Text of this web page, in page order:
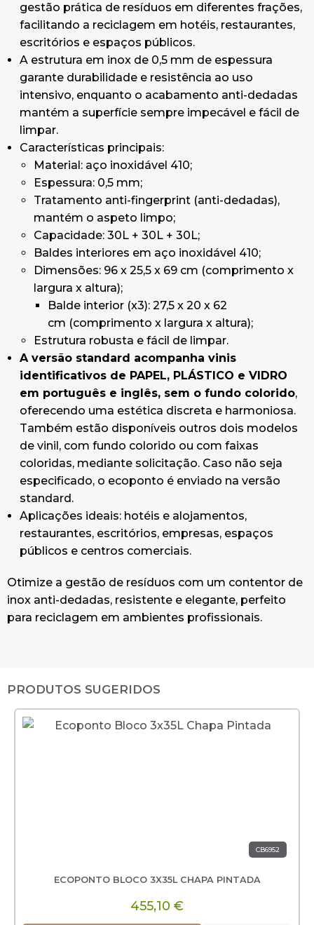
gestão prática de resíduos em diferentes frações,
facilitando a reciclagem em hotéis, restaurantes,
escritórios e espaços públicos.
A estrutura em inox de 0,5 mm de espessura
garante durabilidade e resistência ao uso
intensivo, enquanto o acabamento anti-dedadas
mantém a superfície sempre impecável e fácil de
limpar.
Características principais:
Material: aço inoxidável 410;
Espessura: 0,5 mm;
Tratamento anti-fingerprint (anti-dedadas),
mantém o aspeto limpo;
Capacidade: 30L + 30L + 30L;
Baldes interiores em aço inoxidável 410;
Dimensões: 96 x 25,5 x 69 cm (comprimento x
largura x altura);
Balde interior (x3): 27,5 x 20 x 62
cm (comprimento x largura x altura);
Estrutura robusta e fácil de limpar.
A versão standard acompanha vinis
identificativos de PAPEL, PLÁSTICO e VIDRO
em português e inglês, sem o fundo colorido,
oferecendo uma estética discreta e harmoniosa.
Também estão disponíveis outros dois modelos
de vinil, com fundo colorido ou com faixas
coloridas, mediante solicitação. Caso não seja
especificado, o ecoponto é enviado na versão
standard.
Aplicações ideais: hotéis e alojamentos,
restaurantes, escritórios, empresas, espaços
públicos e centros comerciais.
Otimize a gestão de resíduos com um contentor de
inox anti-dedadas, resistente e elegante, perfeito
para reciclagem em ambientes profissionais.
PRODUTOS SUGERIDOS
CB6952
ECOPONTO BLOCO 3X35L CHAPA PINTADA
455,10 €